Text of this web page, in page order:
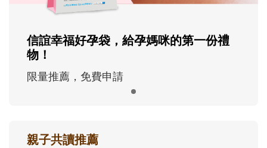
信誼幸福好孕袋，給孕媽咪的第一份禮
物！
限量推薦，免費申請
親子共讀推薦